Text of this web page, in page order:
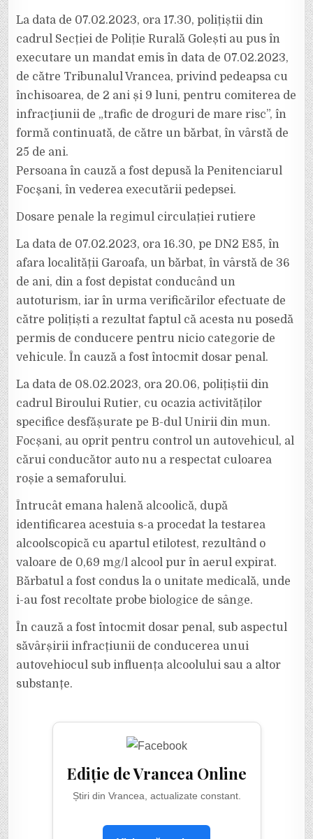
La data de 07.02.2023, ora 17.30, polițiștii din
cadrul Secției de Poliție Rurală Golești au pus în
executare un mandat emis în data de 07.02.2023,
de către Tribunalul Vrancea, privind pedeapsa cu
închisoarea, de 2 ani și 9 luni, pentru comiterea de
infracţiunii de „trafic de droguri de mare risc”, în
formă continuată, de către un bărbat, în vârstă de
25 de ani.
Persoana în cauză a fost depusă la Penitenciarul
Focşani, în vederea executării pedepsei.
Dosare penale la regimul circulației rutiere
La data de 07.02.2023, ora 16.30, pe DN2 E85, în
afara localității Garoafa, un bărbat, în vârstă de 36
de ani, din a fost depistat conducând un
autoturism, iar în urma verificărilor efectuate de
către polițiști a rezultat faptul că acesta nu posedă
permis de conducere pentru nicio categorie de
vehicule. În cauză a fost întocmit dosar penal.
La data de 08.02.2023, ora 20.06, polițiștii din
cadrul Biroului Rutier, cu ocazia activităților
specifice desfășurate pe B-dul Unirii din mun.
Focșani, au oprit pentru control un autovehicul, al
cărui conducător auto nu a respectat culoarea
roșie a semaforului.
Întrucât emana halenă alcoolică, după
identificarea acestuia s-a procedat la testarea
alcoolscopică cu apartul etilotest, rezultând o
valoare de 0,69 mg/l alcool pur în aerul expirat.
Bărbatul a fost condus la o unitate medicală, unde
i-au fost recoltate probe biologice de sânge.
În cauză a fost întocmit dosar penal, sub aspectul
săvârșirii infracțiunii de conducerea unui
autovehiocul sub influența alcoolului sau a altor
substanțe.
Ediție de Vrancea Online
Știri din Vrancea, actualizate constant.